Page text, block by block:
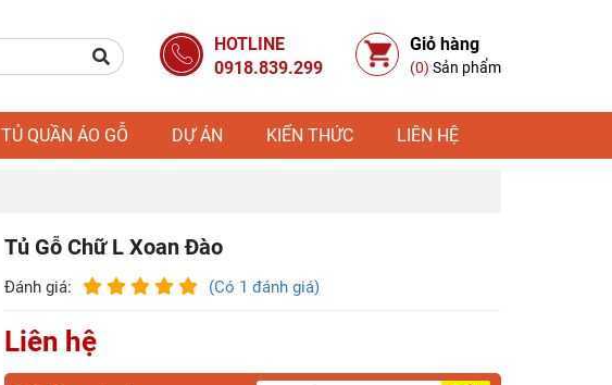
HOTLINE
0918.839.299
Giỏ hàng
(0) Sản phẩm
TỦ QUẦN ÁO GỖ DỰ ÁN KIẾN THỨC LIÊN HỆ
Tủ Gỗ Chữ L Xoan Đào
Đánh giá: (Có 1 đánh giá)
Liên hệ